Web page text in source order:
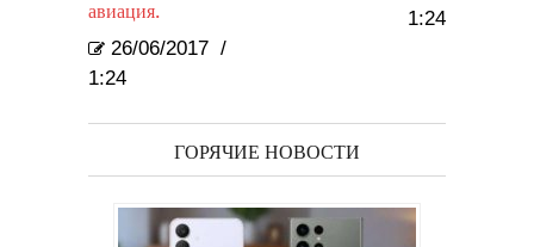
авиация.
26/06/2017 /
1:24
1:24
ГОРЯЧИЕ НОВОСТИ